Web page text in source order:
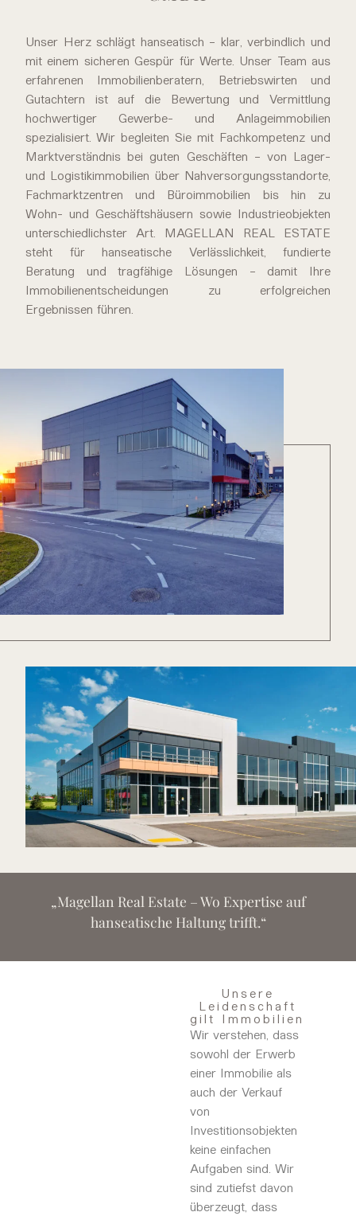
IMMOBILIENBERATER
IMMOBILIENBERATER
IMMOBILIENBERATER
IMMOBILIENBERATER
IMMOBILIENBERATER
IMMOBILIENBERATER
IMMOBILIENBERATER
IMMOBILIENBERATER
IMMOBILIENBERATER
IMMOBILIENBERATER
IMMOBILIENBERATER
IMMOBILIENBERATER
Unser Herz schlägt hanseatisch – klar, verbindlich und
mit einem sicheren Gespür für Werte. Unser Team aus
erfahrenen Immobilienberatern, Betriebswirten und
Gutachtern ist auf die Bewertung und Vermittlung
hochwertiger Gewerbe- und Anlageimmobilien
spezialisiert. Wir begleiten Sie mit Fachkompetenz und
Marktverständnis bei guten Geschäften – von Lager-
und Logistikimmobilien über Nahversorgungsstandorte,
Fachmarktzentren und Büroimmobilien bis hin zu
Wohn- und Geschäftshäusern sowie Industrieobjekten
unterschiedlichster Art. MAGELLAN REAL ESTATE
steht für hanseatische Verlässlichkeit, fundierte
Beratung und tragfähige Lösungen – damit Ihre
Immobilienentscheidungen zu erfolgreichen
Ergebnissen führen.
„Magellan Real Estate – Wo Expertise auf
hanseatische Haltung trifft.“
Unsere
Leidenschaft
gilt Immobilien
Wir verstehen, dass
sowohl der Erwerb
einer Immobilie als
auch der Verkauf
von
Investitionsobjekten
keine einfachen
Aufgaben sind. Wir
sind zutiefst davon
überzeugt, dass